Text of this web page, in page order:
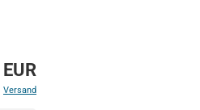
Versand